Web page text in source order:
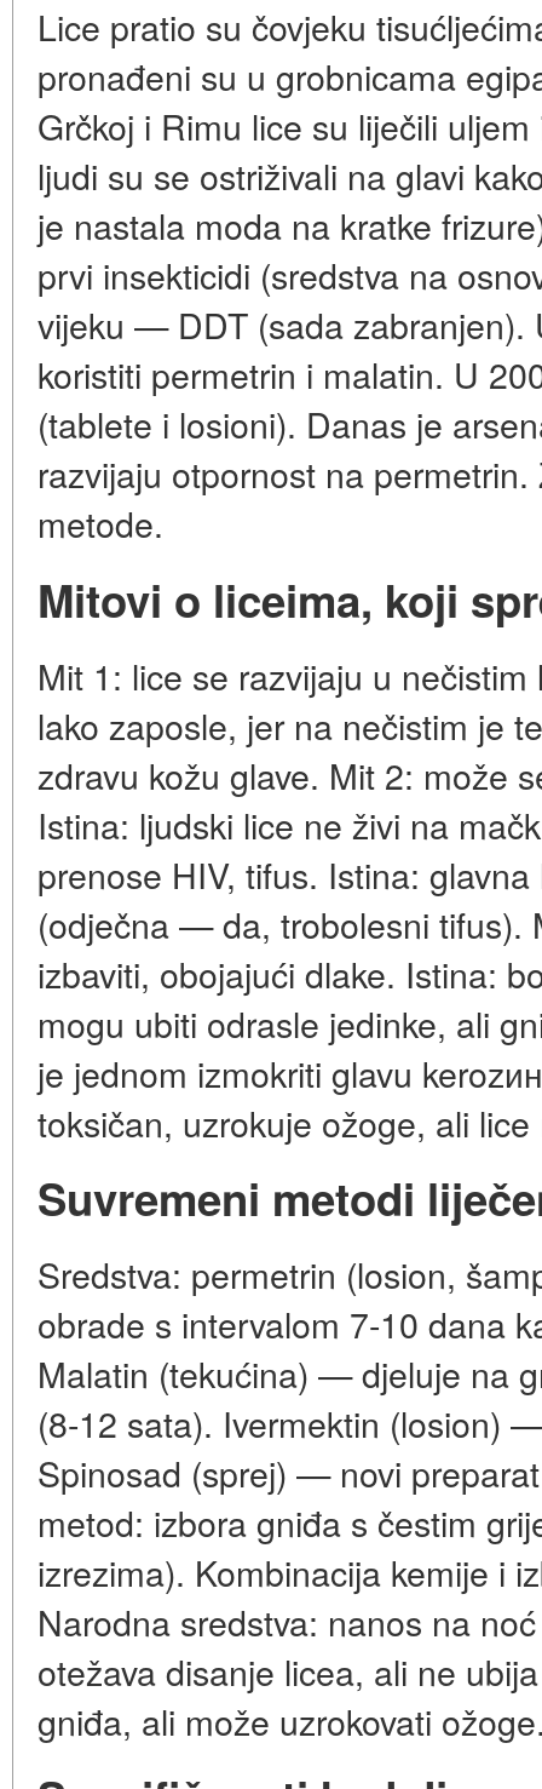
Lice pratio su čovjeku
pronađeni su u grobnicama
Grčkoj i Rimu lice su liječili
ljudi su se ostriživali na glavi
je nastala moda na kratke
prvi insekticidi (sredstva na
vijeku — DDT (sada zabranjen).
koristiti permetrin i malatin. U
(tablete i losioni). Danas je
razvijaju otpornost na
metode.
Mitovi o liceima, koji
Mit 1: lice se razvijaju u
lako zaposle, jer na nečistim je
zdravu kožu glave. Mit 2: može
Istina: ljudski lice ne živi na
prenose HIV, tifus. Istina:
(odječna — da, trobolesni tifus).
izbaviti, obojajući dlake. Istina:
mogu ubiti odrasle jedinke, ali
je jednom izmokriti glavu
toksičan, uzrokuje ožoge, ali
Suvremeni metodi
Sredstva: permetrin (losion,
obrade s intervalom 7-10 dana
Malatin (tekućina) — djeluje na
(8-12 sata). Ivermektin (losion)
Spinosad (sprej) — novi
metod: izbora gniđa s čestim
izrezima). Kombinacija kemije i
Narodna sredstva: nanos na
otežava disanje licea, ali ne
gniđa, ali može uzrokovati